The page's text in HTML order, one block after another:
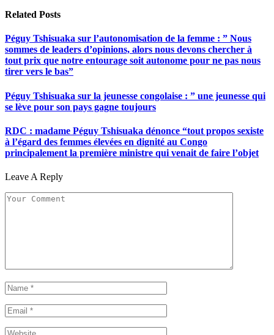
Related Posts
Péguy Tshisuaka sur l’autonomisation de la femme : ” Nous
sommes de leaders d’opinions, alors nous devons chercher à
tout prix que notre entourage soit autonome pour ne pas nous
tirer vers le bas”
Péguy Tshisuaka sur la jeunesse congolaise : ” une jeunesse qui
se lève pour son pays gagne toujours
RDC : madame Péguy Tshisuaka dénonce “tout propos sexiste
à l’égard des femmes élevées en dignité au Congo
principalement la première ministre qui venait de faire l’objet
Leave A Reply